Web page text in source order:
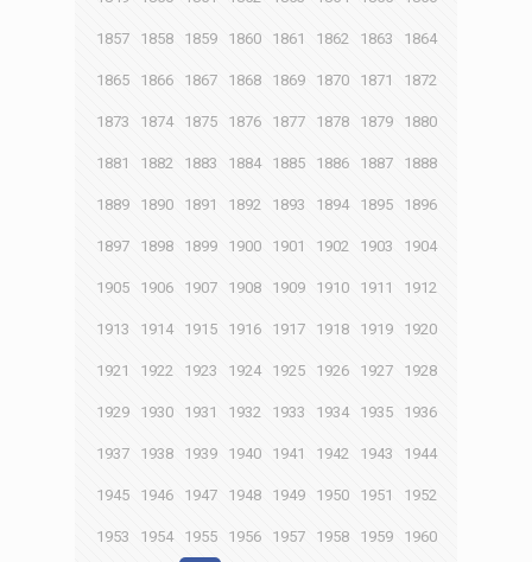
1857 1858 1859 1860 1861 1862 1863 1864
1865 1866 1867 1868 1869 1870 1871 1872
1873 1874 1875 1876 1877 1878 1879 1880
1881 1882 1883 1884 1885 1886 1887 1888
1889 1890 1891 1892 1893 1894 1895 1896
1897 1898 1899 1900 1901 1902 1903 1904
1905 1906 1907 1908 1909 1910 1911 1912
1913 1914 1915 1916 1917 1918 1919 1920
1921 1922 1923 1924 1925 1926 1927 1928
1929 1930 1931 1932 1933 1934 1935 1936
1937 1938 1939 1940 1941 1942 1943 1944
1945 1946 1947 1948 1949 1950 1951 1952
1953 1954 1955 1956 1957 1958 1959 1960